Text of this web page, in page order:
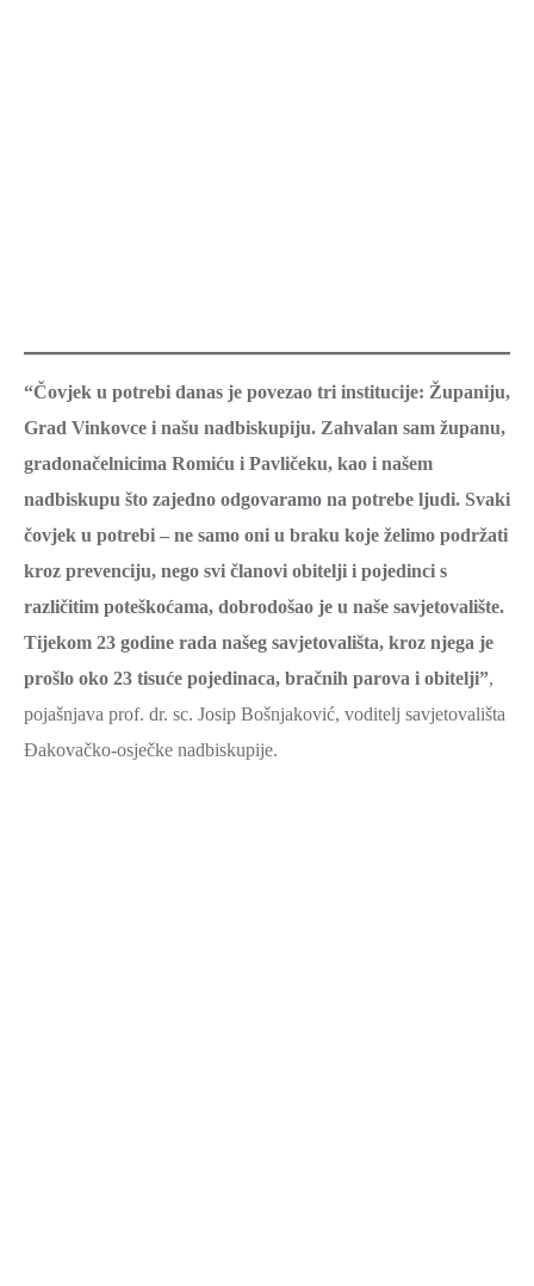
“Čovjek u potrebi danas je povezao tri institucije: Županiju,
Grad Vinkovce i našu nadbiskupiju. Zahvalan sam županu,
gradonačelnicima Romiću i Pavličeku, kao i našem
nadbiskupu što zajedno odgovaramo na potrebe ljudi. Svaki
čovjek u potrebi – ne samo oni u braku koje želimo podržati
kroz prevenciju, nego svi članovi obitelji i pojedinci s
različitim poteškoćama, dobrodošao je u naše savjetovalište.
Tijekom 23 godine rada našeg savjetovališta, kroz njega je
prošlo oko 23 tisuće pojedinaca, bračnih parova i obitelji”,
pojašnjava prof. dr. sc. Josip Bošnjaković, voditelj savjetovališta
Đakovačko-osječke nadbiskupije.